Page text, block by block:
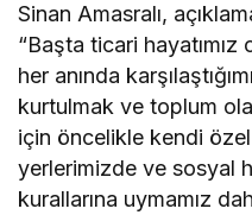
Sinan Amasralı,
“Başta ticari hayatımız
her anında
kurtulmak ve toplum
için öncelikle kendi özel
yerlerimizde ve sosyal
kurallarına uymamız